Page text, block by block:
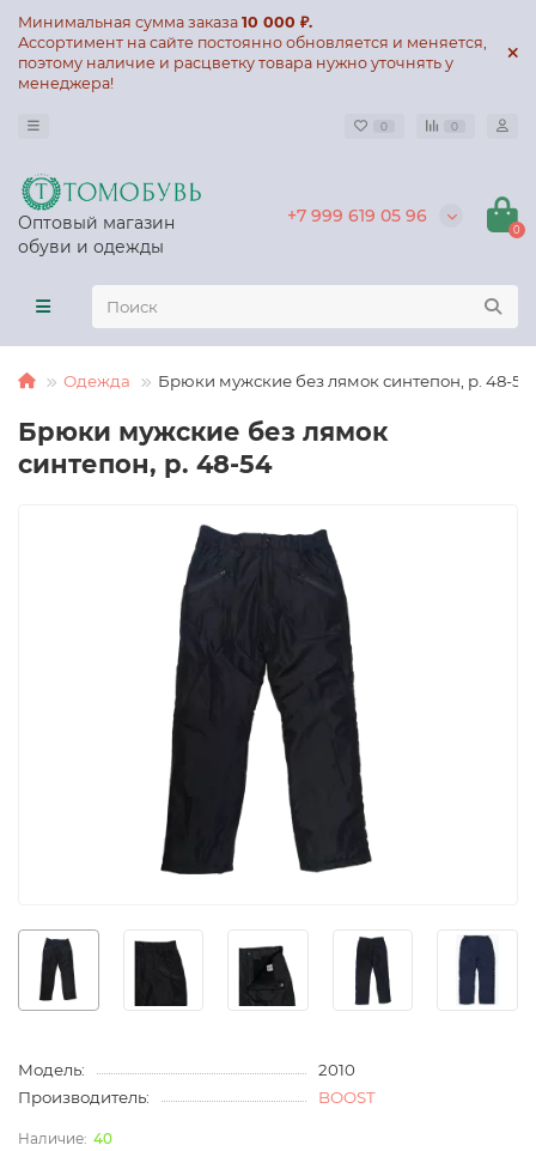
Минимальная сумма заказа 10 000 ₽.
Ассортимент на сайте постоянно обновляется и меняется,
поэтому наличие и расцветку товара нужно уточнять у
менеджера!
0 0
Оптовый магазин
обуви и одежды
+7 999 619 05 96
0
Одежда Брюки мужские без лямок синтепон, р. 48-54
Брюки мужские без лямок
синтепон, р. 48-54
Модель:
2010
Производитель:
BOOST
40